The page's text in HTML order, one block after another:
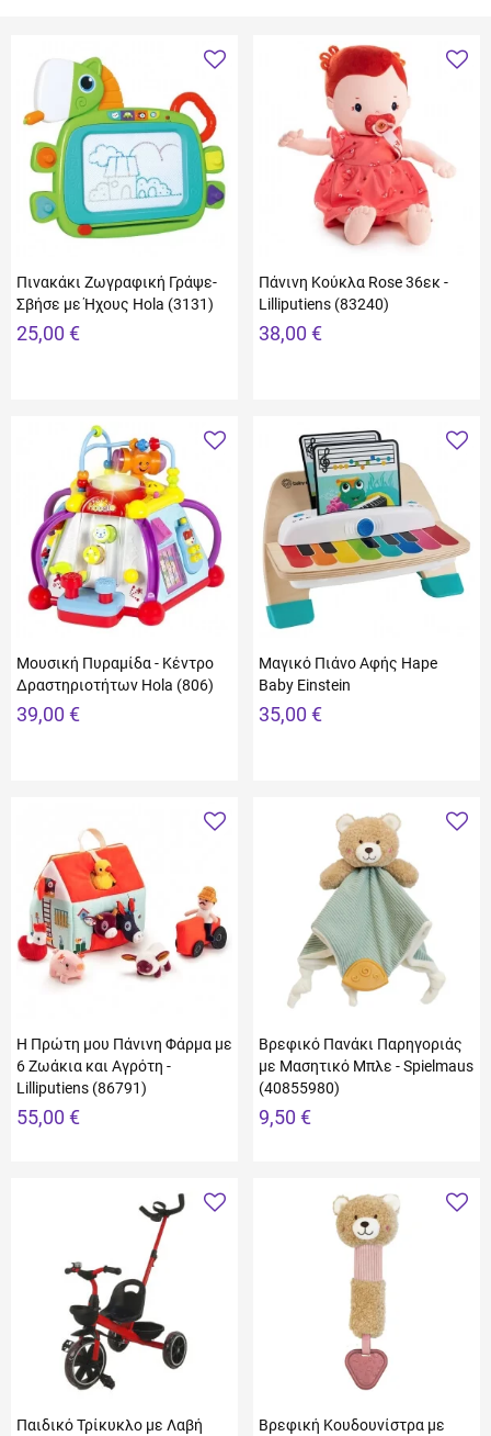
Πινακάκι Ζωγραφική Γράψε-
Σβήσε με Ήχους Hola (3131)
25,00 €
Πάνινη Κούκλα Rose 36εκ -
Lilliputiens (83240)
38,00 €
Μουσική Πυραμίδα - Κέντρο
Δραστηριοτήτων Hola (806)
39,00 €
Μαγικό Πιάνο Αφής Hape
Baby Einstein
35,00 €
Η Πρώτη μου Πάνινη Φάρμα με
6 Ζωάκια και Αγρότη -
Lilliputiens (86791)
55,00 €
Βρεφικό Πανάκι Παρηγοριάς
με Μασητικό Μπλε - Spielmaus
(40855980)
9,50 €
Παιδικό Τρίκυκλο με Λαβή
Βρεφική Κουδουνίστρα με